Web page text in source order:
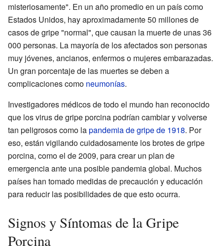
misteriosamente". En un año promedio en un país como
Estados Unidos, hay aproximadamente 50 millones de
casos de gripe "normal", que causan la muerte de unas 36
000 personas. La mayoría de los afectados son personas
muy jóvenes, ancianos, enfermos o mujeres embarazadas.
Un gran porcentaje de las muertes se deben a
complicaciones como neumonías.
Investigadores médicos de todo el mundo han reconocido
que los virus de gripe porcina podrían cambiar y volverse
tan peligrosos como lapandemia de gripe de 1918. Por
eso, están vigilando cuidadosamente los brotes de gripe
porcina, como el de 2009, para crear un plan de
emergencia ante una posible pandemia global. Muchos
países han tomado medidas de precaución y educación
para reducir las posibilidades de que esto ocurra.
Signos y Síntomas de la Gripe
Porcina